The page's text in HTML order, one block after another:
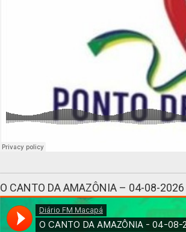
O CANTO DA AMAZÔNIA – 04-08-2026